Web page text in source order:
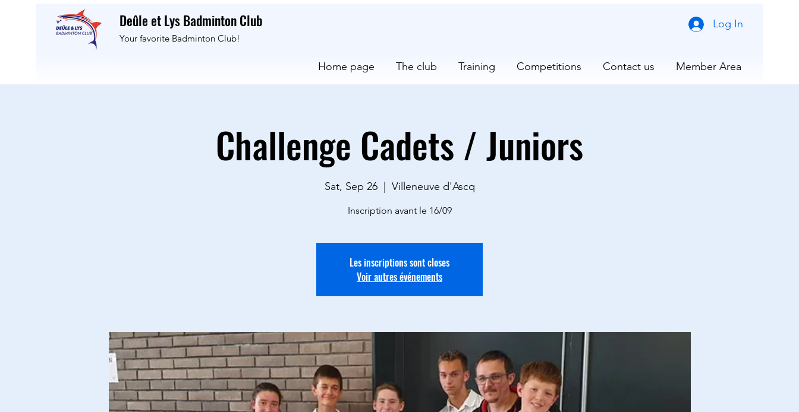
Deûle et Lys Badminton Club
Your favorite Badminton Club!
Log In
Home page The club Training Competitions Contact us Member Area
Challenge Cadets / Juniors
Sat, Sep 26
  |
Villeneuve d'Ascq
Inscription avant le 16/09
Les inscriptions sont closes
Voir autres événements